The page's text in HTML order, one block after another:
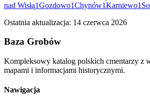
nad Wisłą1Gozdowo1Chynów1Karniewo1
Ostatnia aktualizacja: 14 czerwca 2026
Baza Grobów
Kompleksowy katalog polskich cmentarzy z
mapami i informacjami historycznymi.
Nawigacja